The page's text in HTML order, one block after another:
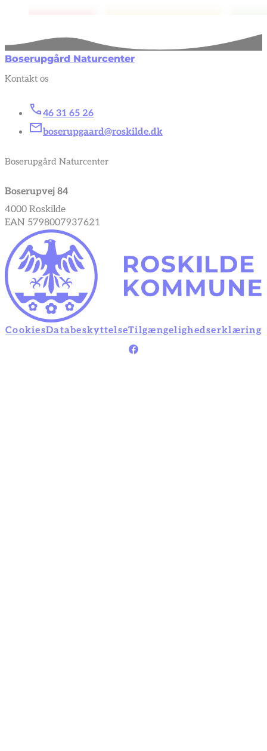
Boserupgård Naturcenter
Kontakt os
46 31 65 26
boserupgaard@roskilde.dk
Boserupgård Naturcenter
Boserupvej 84
4000 Roskilde
EAN 5798007937621
CookiesDatabeskyttelseTilgængelighedserklæring